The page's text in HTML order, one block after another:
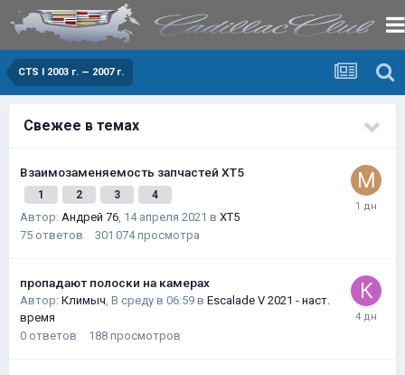
CTS I 2003 г. — 2007 г.
Свежее в темах
Взаимозаменяемость запчастей XT5
1 2 3 4
Автор: Андрей 76, 14 апреля 2021 в XT5
75 ответов 301 074 просмотра
пропадают полоски на камерах
Автор: Климыч, В среду в 06:59 в Escalade V 2021 - наст.
время
0 ответов 188 просмотров